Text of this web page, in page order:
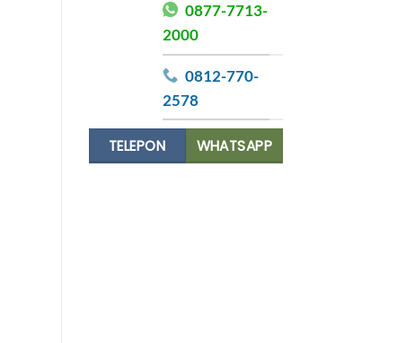
0877-7713-
2000
0812-770-
2578
TELEPON WHATSAPP